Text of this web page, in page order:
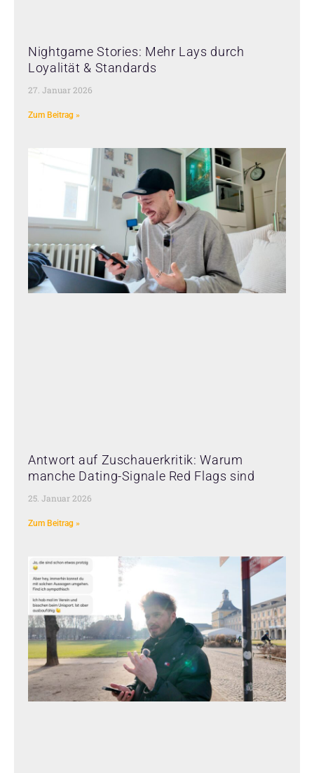
Nightgame Stories: Mehr Lays durch
Loyalität & Standards
27. Januar 2026
Zum Beitrag »
Antwort auf Zuschauerkritik: Warum
manche Dating-Signale Red Flags sind
25. Januar 2026
Zum Beitrag »